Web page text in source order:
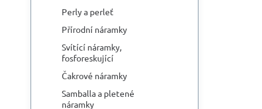
Perly a perleť
Přírodní náramky
Svítící náramky,
fosforeskující
Čakrové náramky
Samballa a pletené
náramky